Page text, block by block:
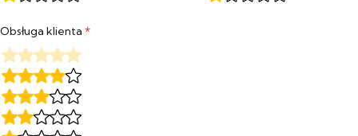
Obsługa klienta *